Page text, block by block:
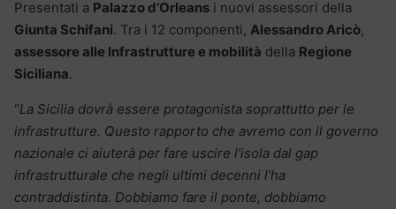
Presentati a Palazzo d’Orleans i nuovi assessori della
Giunta Schifani. Tra i 12 componenti, Alessandro Aricò,
assessore alle Infrastrutture e mobilità della Regione
Siciliana.
“La Sicilia dovrà essere protagonista soprattutto per le
infrastrutture. Questo rapporto che avremo con il governo
nazionale ci aiuterà per fare uscire l’isola dal gap
infrastrutturale che negli ultimi decenni l’ha
contraddistinta. Dobbiamo fare il ponte, dobbiamo